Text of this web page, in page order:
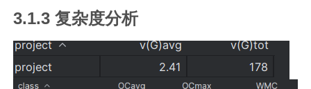
3.1.3 复杂度分析